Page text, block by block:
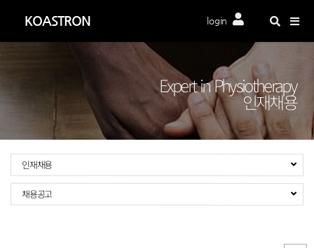
KOASTRON login
Expert in Physiotherapy
인재채용
인재채용
채용공고